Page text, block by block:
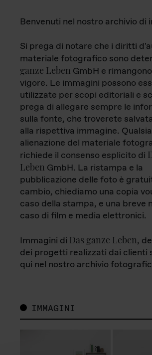
Benvenuti nel nostro archivio di
Si prega di notare che i diritti
materiale fotografico sono
ganze Leben GmbH e
vigore. Le immagini possono
utilizzate per scopi editoriali e
prega di allegare sempre le
sulla fonte, che troverete
alla rispettiva immagine.
alienazione del materiale
richiede il consenso esplicito di
Leben GmbH. La ristampa e la
pubblicazione delle foto è
cambio, chiediamo una copia
caso della stampa, e una breve
caso di film e media elettronici.
Immagini di Das ganze Leben,
dei progetti realizzati dai clienti
qui nel nostro archivio
IMMAGINI